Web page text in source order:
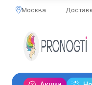
Москва